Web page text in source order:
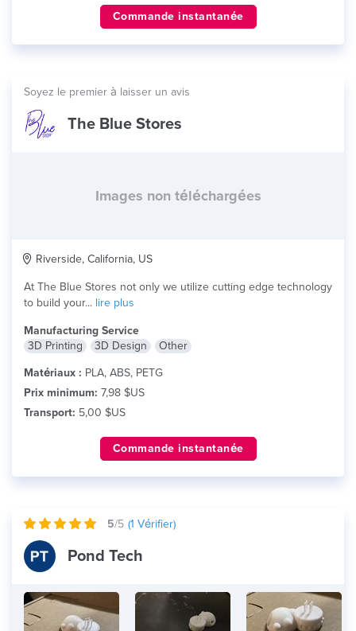
Commande instantanée
Soyez le premier à laisser un avis
The Blue Stores
Images non téléchargées
Riverside, California, US
At The Blue Stores not only we utilize cutting edge technology
to build your... lire plus
Manufacturing Service
3D Printing
3D Design
Other
Matériaux : PLA, ABS, PETG
Prix minimum: 7,98 $US
Transport: 5,00 $US
Commande instantanée
5/5 (1 Vérifier)
Pond Tech